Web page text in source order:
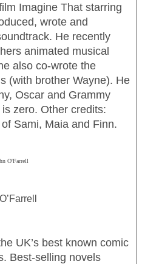
Imagine That starring
wrote and
He recently
animated musical
also co-wrote the
(with brother Wayne). He
Oscar and Grammy
zero. Other credits:
Sami, Maia and Finn.
UK’s best known comic
Best-selling novels